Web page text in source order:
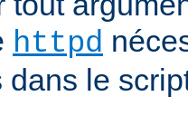
httpd
dans le